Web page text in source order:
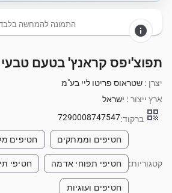
info התמונה להמחשה
תפוצ'יפס קראנץ' בטעם טבעי 200 גרם
יצרן : שטראוס פריטו ליי בע"מ
ארץ ייצור : ישראל
qr_code ברקוד:7290008747547
קטגוריות:
חטיפים וממתקים חטיפים
חטיפי תפוחי אדמה חטיפי
חטיפים ועוגיות